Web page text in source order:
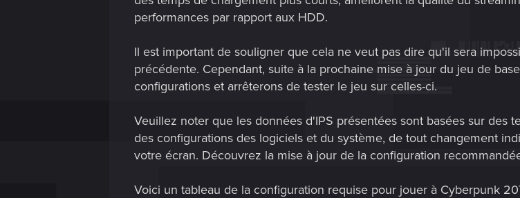
performances par rapport aux HDD.
Il est important de souligner que cela ne veut pas dire qu'il sera
précédente. Cependant, suite à la prochaine mise à jour du jeu de
configurations et arrêterons de tester le jeu sur celles-ci.
Veuillez noter que les données d'IPS présentées sont basées sur des
des configurations des logiciels et du système, de tout changement
votre écran. Découvrez la mise à jour de la configuration
Voici un tableau de la configuration requise pour jouer à Cyberpunk